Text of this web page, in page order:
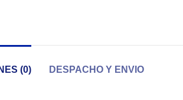
(0) DESPACHO Y ENVIO